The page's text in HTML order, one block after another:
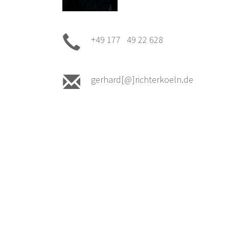
+49 177 49 22 628
gerhard[@]richterkoeln.de